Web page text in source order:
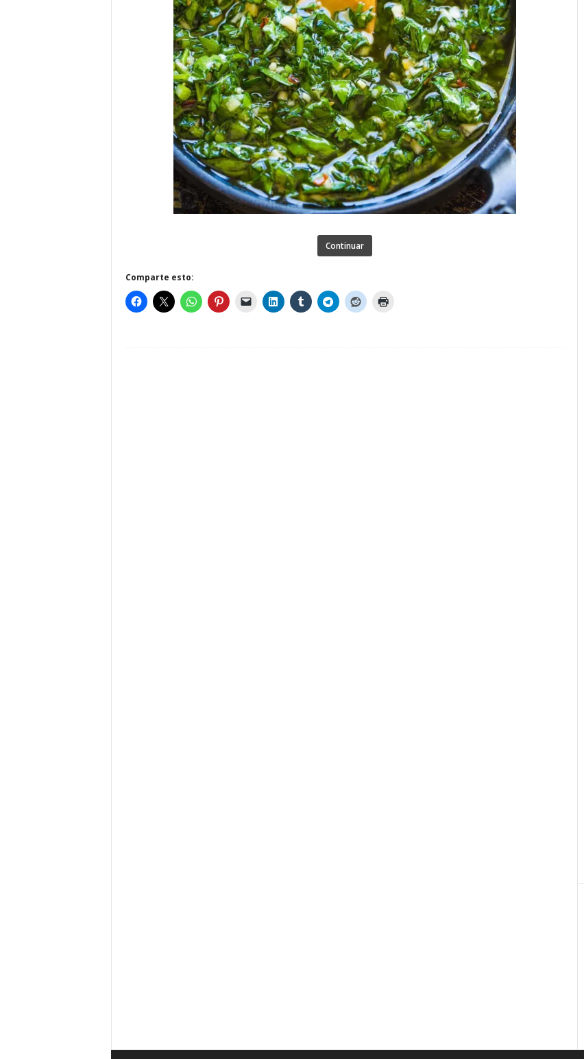
Continuar
Comparte esto: